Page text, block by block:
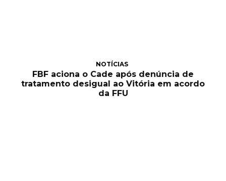
NOTÍCIAS
FBF aciona o Cade após denúncia de
tratamento desigual ao Vitória em acordo
da FFU